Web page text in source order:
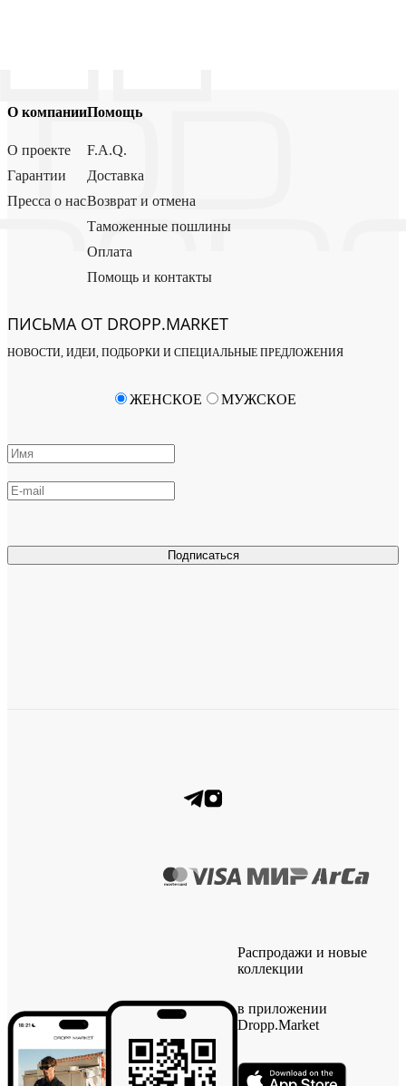
О компании
О проекте
Гарантии
Пресса о нас
Помощь
F.A.Q.
Доставка
Возврат и отмена
Таможенные пошлины
Оплата
Помощь и контакты
ПИСЬМА ОТ DROPP.MARKET
НОВОСТИ, ИДЕИ, ПОДБОРКИ И СПЕЦИАЛЬНЫЕ ПРЕДЛОЖЕНИЯ
Подписаться
ЖЕНСКОЕ МУЖСКОЕ
Распродажи и новые
коллекции
в приложении
Dropp.Market